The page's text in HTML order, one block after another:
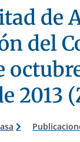
de
del
2013